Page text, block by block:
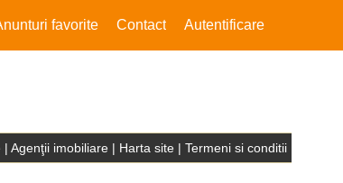
Autentificare
Contact
favorite
| Agenţii imobiliare| Harta site| Termeni si conditii